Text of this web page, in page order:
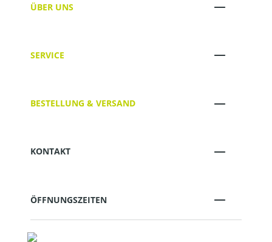
ÜBER UNS
SERVICE
BESTELLUNG & VERSAND
KONTAKT
ÖFFNUNGSZEITEN